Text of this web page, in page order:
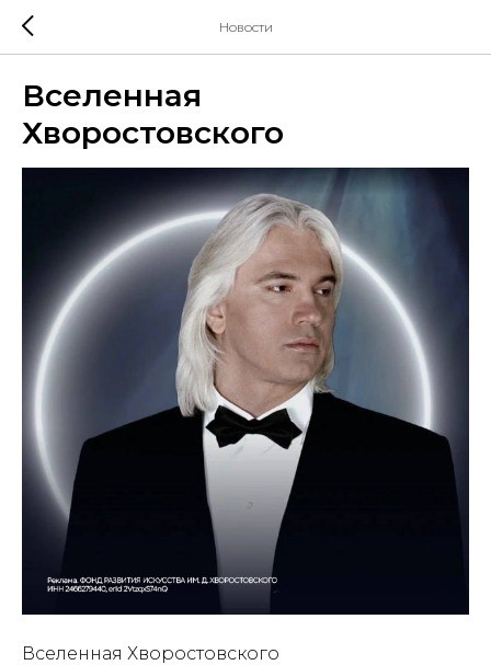
Новости
Вселенная
Хворостовского
Вселенная Хворостовского